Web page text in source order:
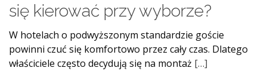
się kierować przy wyborze?
W hotelach o podwyższonym standardzie goście
powinni czuć się komfortowo przez cały czas. Dlatego
właściciele często decydują się na montaż […]